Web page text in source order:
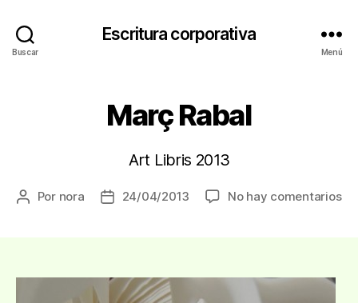
Buscar
Escritura corporativa
Menú
Març Rabal
Art Libris 2013
Autor
Por nora
Fecha24/04/2013 No hay comentariosen